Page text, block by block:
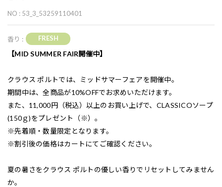
NO : 53_3_53259110401
香り : FRESH
【MID SUMMER FAIR開催中】
クラウス ポルトでは、ミッドサマーフェアを開催中。
期間中は、全商品が10%OFFでお求めいただけます。
また、11,000円（税込）以上のお買い上げで、CLASSICOソープ
(150ｇ)をプレゼント（※）。
※先着順・数量限定となります。
※割引後の価格はカートにてご確認ください。
夏の暑さをクラウス ポルトの優しい香りでリセットしてみません
か。